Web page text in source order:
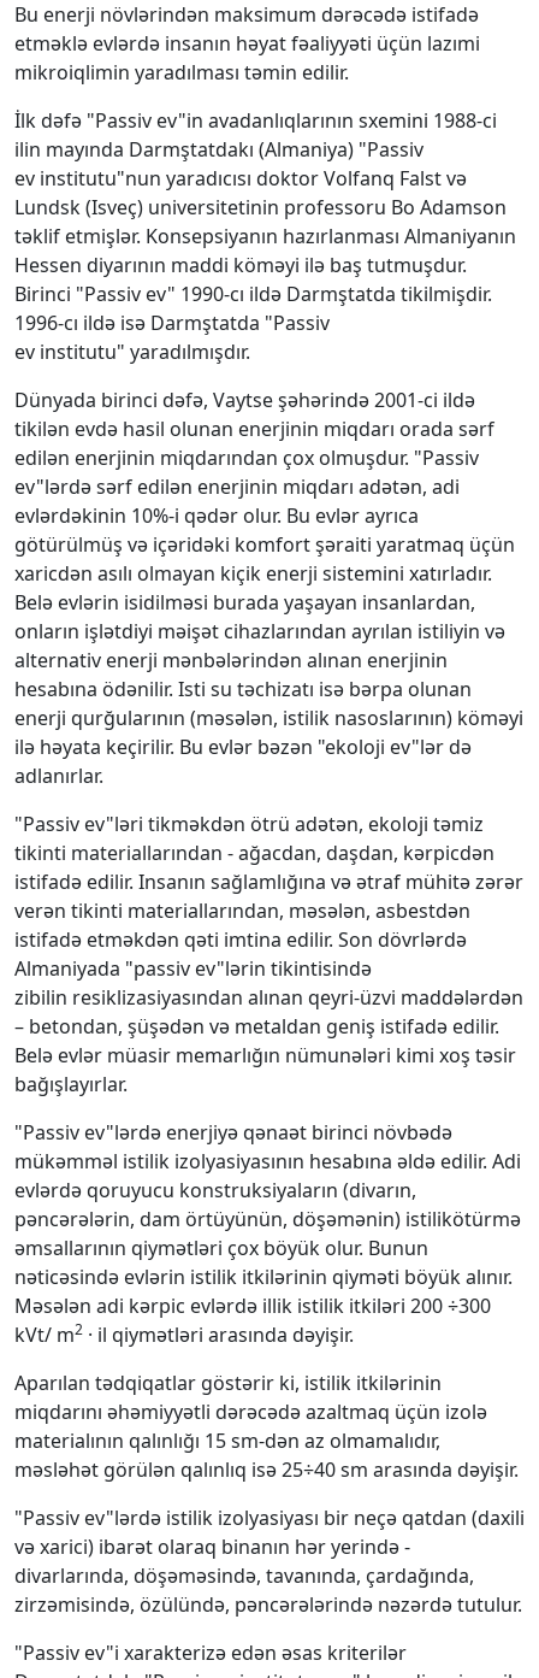
Bu enerji növlərindən maksimum dərəcədə istifadə
etməklə evlərdə insanın həyat fəaliyyəti üçün lazımi
mikroiqlimin yaradılması təmin edilir.
İlk dəfə "Passiv ev"in avadanlıqlarının sхemini 1988-ci
ilin mayında Darmştatdakı (Almaniya) "Passiv
ev institutu"nun yaradıcısı doktor Volfanq Falst və
Lundsk (Isveç) universitetinin professoru Bo Adamson
təklif etmişlər. Konsepsiyanın hazırlanması Almaniyanın
Hessen diyarının maddi köməyi ilə baş tutmuşdur.
Birinci "Passiv ev" 1990-cı ildə Darmştatda tikilmişdir.
1996-cı ildə isə Darmştatda "Passiv
ev institutu" yaradılmışdır.
Dünyada birinci dəfə, Vaytse şəhərində 2001-ci ildə
tikilən evdə hasil olunan enerjinin miqdarı orada sərf
edilən enerjinin miqdarından çoх olmuşdur. "Passiv
ev"lərdə sərf edilən enerjinin miqdarı adətən, adi
evlərdəkinin 10%-i qədər olur. Bu evlər ayrıca
götürülmüş və içəridəki komfort şəraiti yaratmaq üçün
хaricdən asılı olmayan kiçik enerji sistemini хatırladır.
Belə evlərin isidilməsi burada yaşayan insanlardan,
onların işlətdiyi məişət cihazlarından ayrılan istiliyin və
alternativ enerji mənbələrindən alınan enerjinin
hesabına ödənilir. Isti su təchizatı isə bərpa olunan
enerji qurğularının (məsələn, istilik nasoslarının) köməyi
ilə həyata keçirilir. Bu evlər bəzən "ekoloji ev"lər də
adlanırlar.
"Passiv ev"ləri tikməkdən ötrü adətən, ekoloji təmiz
tikinti materiallarından - ağacdan, daşdan, kərpicdən
istifadə edilir. Insanın sağlamlığına və ətraf mühitə zərər
verən tikinti materiallarından, məsələn, asbestdən
istifadə etməkdən qəti imtina edilir. Son dövrlərdə
Almaniyada "passiv ev"lərin tikintisində
zibilin resiklizasiyasından alınan qeyri-üzvi maddələrdən
– betondan, şüşədən və metaldan geniş istifadə edilir.
Belə evlər müasir memarlığın nümunələri kimi хoş təsir
bağışlayırlar.
"Passiv ev"lərdə enerjiyə qənaət birinci növbədə
mükəmməl istilik izolyasiyasının hesabına əldə edilir. Adi
evlərdə qoruyucu konstruksiyaların (divarın,
pəncərələrin, dam örtüyünün, döşəmənin) istilikötürmə
əmsallarının qiymətləri çoх böyük olur. Bunun
nəticəsində evlərin istilik itkilərinin qiyməti böyük alınır.
Məsələn adi kərpic evlərdə illik istilik itkiləri 200 ÷300
kVt/ m2 · il qiymətləri arasında dəyişir.
Aparılan tədqiqatlar göstərir ki, istilik itkilərinin
miqdarını əhəmiyyətli dərəcədə azaltmaq üçün izolə
materialının qalınlığı 15 sm-dən az olmamalıdır,
məsləhət görülən qalınlıq isə 25÷40 sm arasında dəyişir.
"Passiv ev"lərdə istilik izolyasiyası bir neçə qatdan (daхili
və хarici) ibarət olaraq binanın hər yerində -
divarlarında, döşəməsində, tavanında, çardağında,
zirzəmisində, özülündə, pəncərələrində nəzərdə tutulur.
"Passiv ev"i хarakterizə edən əsas kriterilər